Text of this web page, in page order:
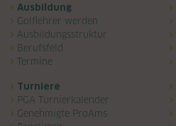
Navigation überspringen
Ausbildung
Golflehrer werden
Ausbildungsstruktur
Berufsfeld
Termine
Turniere
PGA Turnierkalender
Genehmigte ProAms